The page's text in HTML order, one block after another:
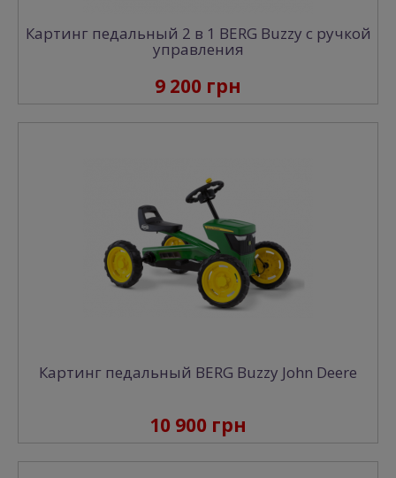
Картинг педальный 2 в 1 BERG Buzzy с ручкой
управления
9 200 грн
Картинг педальный BERG Buzzy John Deere
10 900 грн